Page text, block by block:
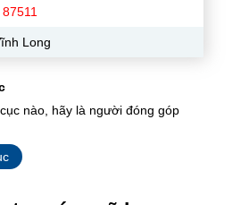
87511
Long
nào, hãy là người đóng góp